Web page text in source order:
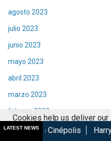
agosto 2023
julio 2023
junio 2023
mayo 2023
abril 2023
marzo 2023
febrero 2023
enero 2023
LATEST NEWSHarry Potter regresa
Cookies help us deliver
services, you agree to our